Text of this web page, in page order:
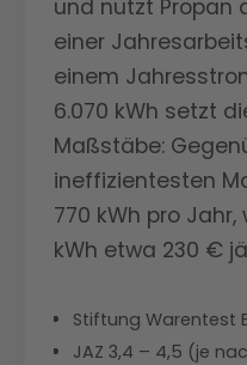
und nutzt Propan
einer
einem
6.070 kWh setzt
Maßstäbe:
ineffizientesten
770 kWh pro
kWh etwa 230 €
Stiftung Warentest
JAZ 3,4 – 4,5 (je